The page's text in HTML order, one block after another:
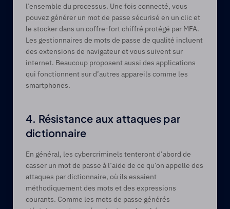
l’ensemble du processus. Une fois connecté, vous
pouvez générer un mot de passe sécurisé en un clic et
le stocker dans un coffre-fort chiffré protégé par MFA.
Les gestionnaires de mots de passe de qualité incluent
des extensions de navigateur et vous suivent sur
internet. Beaucoup proposent aussi des applications
qui fonctionnent sur d’autres appareils comme les
smartphones.
4. Résistance aux attaques par
dictionnaire
En général, les cybercriminels tenteront d’abord de
casser un mot de passe à l’aide de ce qu’on appelle des
attaques par dictionnaire, où ils essaient
méthodiquement des mots et des expressions
courants. Comme les mots de passe générés